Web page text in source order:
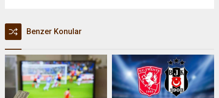
Benzer Konular